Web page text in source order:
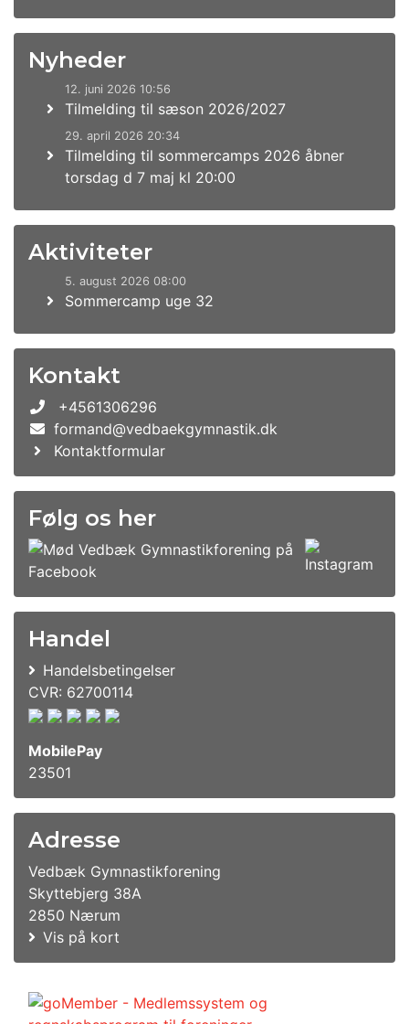
Nyheder
12. juni 2026 10:56
Tilmelding til sæson 2026/2027
29. april 2026 20:34
Tilmelding til sommercamps 2026 åbner
torsdag d 7 maj kl 20:00
Aktiviteter
5. august 2026 08:00
Sommercamp uge 32
Kontakt
+4561306296
formand@vedbaekgymnastik.dk
Kontaktformular
Følg os her
Handel
Handelsbetingelser
CVR: 62700114
MobilePay
23501
Adresse
Vedbæk Gymnastikforening
Skyttebjerg 38A
2850 Nærum
Vis på kort